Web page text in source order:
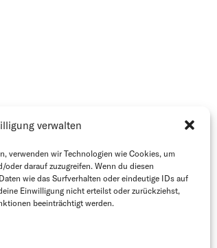
verwalten
verwenden wir Technologien wie Cookies, um
darauf zuzugreifen. Wenn du diesen
wie das Surfverhalten oder eindeutige IDs auf
Einwilligung nicht erteilst oder zurückziehst,
beeinträchtigt werden.